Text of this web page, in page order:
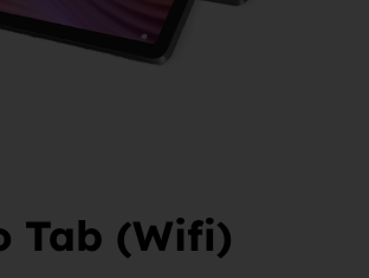
Tab (Wifi)